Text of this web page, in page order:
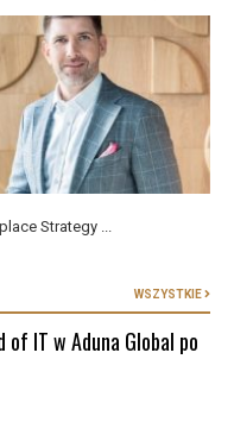
Strategy ...
WSZYSTKIE
of IT w Aduna Global po